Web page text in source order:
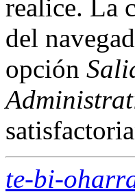
realice. La
del
opción
te-bi-